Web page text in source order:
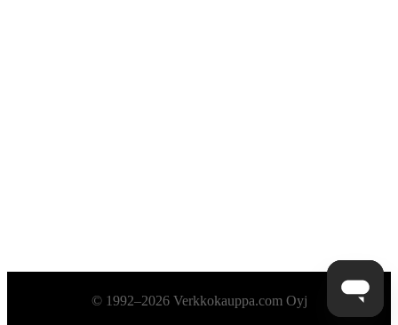
Alatunniste© 1992–2026 Verkkokauppa.com Oyj